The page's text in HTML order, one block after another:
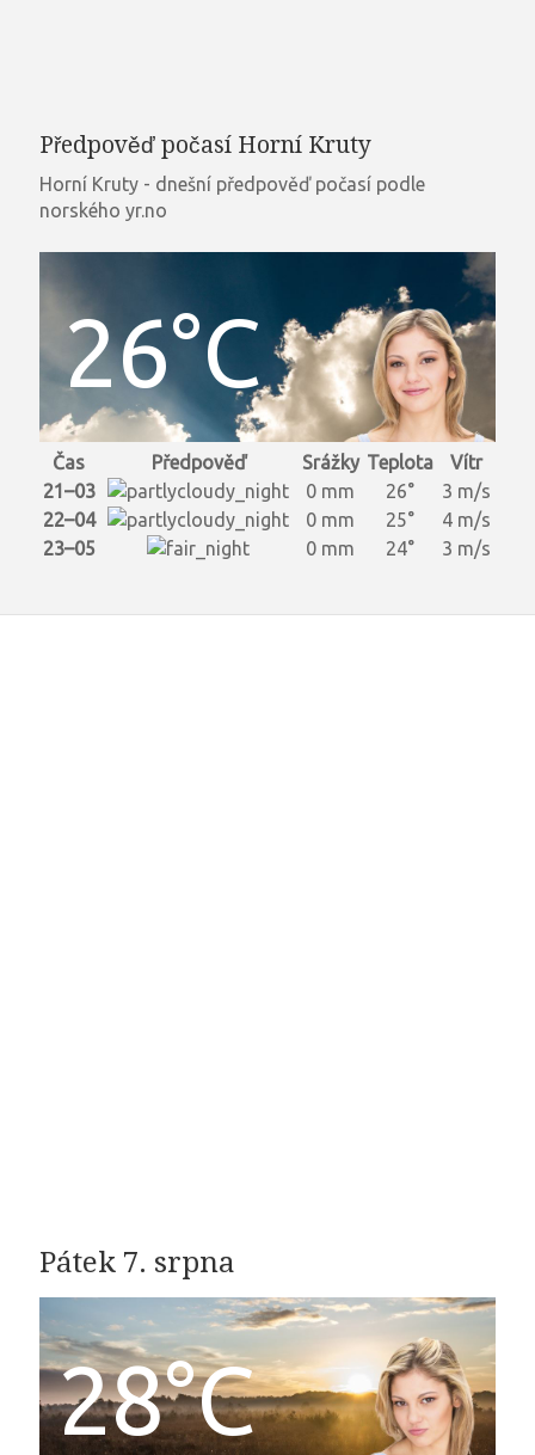
Předpověď počasí Horní Kruty
Horní Kruty - dnešní předpověď počasí podle
norského yr.no
26°C
Čas Předpověď Srážky Teplota
Vítr
21–03
0 mm 26°
3 m/s
22–04
0 mm 25°
4 m/s
23–05
0 mm 24° 3 m/s
Pátek 7. srpna
28°C